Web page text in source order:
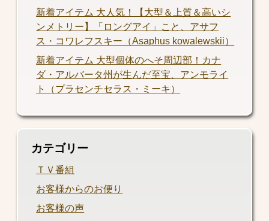
新着アイテム 大人気！【大型＆上質＆高いシ
ンメトリー】「ロングアイ」こと、アサフ
ス・コワレフスキー（Asaphus kowalewskii）
新着アイテム 大型個体のへそ周辺部！カナ
ダ・アルバータ州が生んだ至宝、アンモライ
ト（プラセンチセラス・ミーキ）
カテゴリー
ＴＶ番組
お客様からのお便り
お客様の声